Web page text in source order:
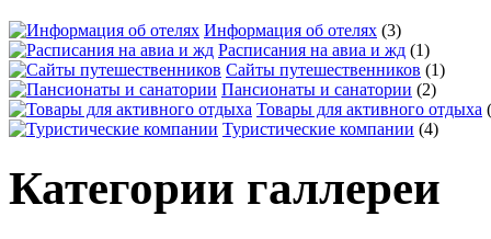
Информация об отелях (3)
Расписания на авиа и жд (1)
Сайты путешественников (1)
Пансионаты и санатории (2)
Товары для активного отдыха
Туристические компании (4)
Категории галлереи